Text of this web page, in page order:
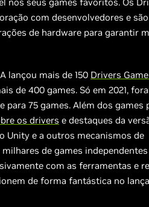
com desenvolvedores e são
de hardware para garantir
lançou mais de 150 Drivers
de 400 games. Só em 2021,
para 75 games. Além dos games
os drivers e destaques da
Unity e a outros mecanismos de
de games independentes
com as ferramentas e
de forma fantástica no